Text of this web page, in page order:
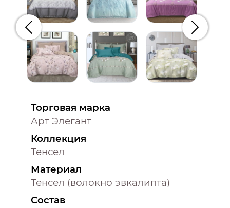
Предыдущий
Торговая марка
Арт Элегант
Коллекция
Тенсел
Материал
Тенсел (волокно эвкалипта)
Состав